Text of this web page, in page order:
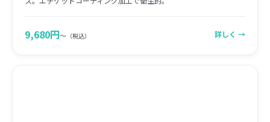
9,680円〜 （税込） 詳しく →